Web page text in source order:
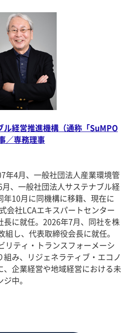
ル経営推進機構（通称「SuMPO
／専務理事
年4月、一般社団法人産業環境管
、一般社団法人サステナブル経
年10月に同機構に移籍、現在に
会社LCAエキスパートセンター
長に就任。2026年7月、同社を株
組し、代表取締役会長に就任。
リティ・トランスフォーメーシ
組み、リジェネラティブ・エコノ
、企業経営や地域経営における未
中。